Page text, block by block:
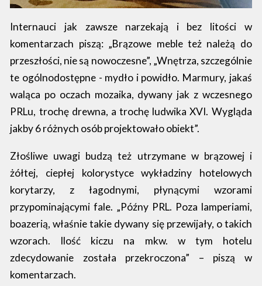
Internauci jak zawsze narzekają i bez litości w
komentarzach piszą: „Brązowe meble też należą do
przeszłości, nie są nowoczesne”, „Wnętrza, szczególnie
te ogólnodostępne - mydło i powidło. Marmury, jakaś
waląca po oczach mozaika, dywany jak z wczesnego
PRLu, trochę drewna, a trochę ludwika XVI. Wygląda
jakby 6 różnych osób projektowało obiekt”.
Złośliwe uwagi budzą też utrzymane w brązowej i
żółtej, ciepłej kolorystyce wykładziny hotelowych
korytarzy, z łagodnymi, płynącymi wzorami
przypominającymi fale. „Późny PRL. Poza lamperiami,
boazerią, właśnie takie dywany się przewijały, o takich
wzorach. Ilość kiczu na mkw. w tym hotelu
zdecydowanie została przekroczona” – piszą w
komentarzach.